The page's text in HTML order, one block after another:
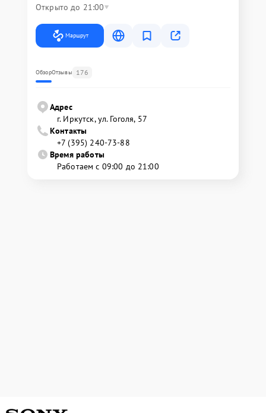
Открыто до 21:00
Маршрут
ОбзорОтзывы 176
Адрес
г. Иркутск, ул. ​Гоголя, 57
Контакты
+7 (395) 240-73-88
Время работы
Работаем с 09:00 до 21:00